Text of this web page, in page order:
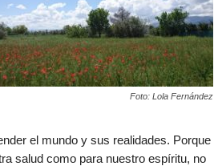
Foto: Lola Fernández
el mundo y sus realidades. Porque
salud como para nuestro espíritu, no